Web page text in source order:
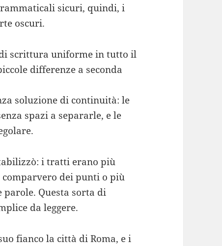
sicuri, quindi, i
oscuri.
scrittura uniforme in tutto il
differenze a seconda
soluzione di continuità: le
spazi a separarle, e le
i tratti erano più
dei punti o più
Questa sorta di
da leggere.
fianco la città di Roma, e i